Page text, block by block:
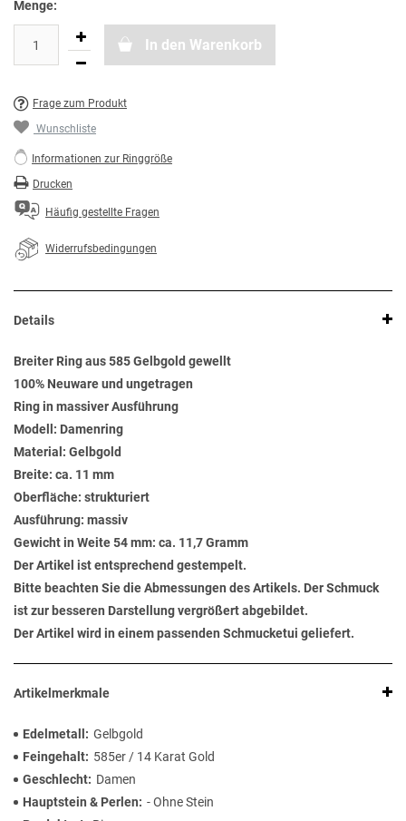
Menge:
In den Warenkorb
Frage zum Produkt
Wunschliste
Informationen zur Ringgröße
Drucken
Häufig gestellte Fragen
Widerrufsbedingungen
Details
Breiter Ring aus 585 Gelbgold gewellt
100% Neuware und ungetragen
Ring in massiver Ausführung
Modell: Damenring
Material: Gelbgold
Breite: ca. 11 mm
Oberfläche: strukturiert
Ausführung: massiv
Gewicht in Weite 54 mm: ca. 11,7 Gramm
Der Artikel ist entsprechend gestempelt.
Bitte beachten Sie die Abmessungen des Artikels. Der Schmuck
ist zur besseren Darstellung vergrößert abgebildet.
Der Artikel wird in einem passenden Schmucketui geliefert.
Artikelmerkmale
Edelmetall
Gelbgold
Feingehalt
585er / 14 Karat Gold
Geschlecht
Damen
Hauptstein & Perlen
- Ohne Stein